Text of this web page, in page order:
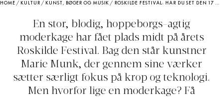
HOME / KULTUR / KUNST, BØGER OG MUSIK / ROSKILDE FESTIVAL: HAR DU SET DEN 17 METER LANGE MODERKAGE PÅ PLADSEN? FÅ HISTORIEN BAG
En stor, blodig, hoppeborgs-agtig
moderkage har fået plads midt på årets
Roskilde Festival. Bag den står kunstner
Marie Munk, der gennem sine værker
sætter særligt fokus på krop og teknologi.
Men hvorfor lige en moderkage? Få